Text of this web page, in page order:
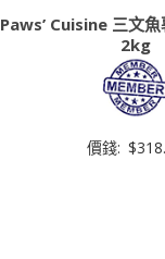
Paws’ Cuisine 三文
2kg
價錢: $